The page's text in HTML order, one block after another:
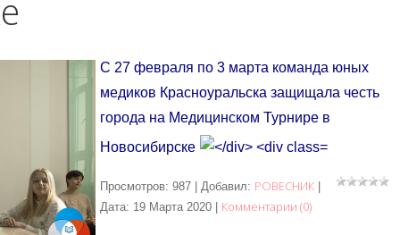
С 27 февраля по 3 марта команда юных
медиков Красноуральска защищала честь
города на Медицинском Турнире в
Новосибирске
Просмотров: 987 | Добавил: РОВЕСНИК
Дата: 19 Марта 2020 Комментарии (0)